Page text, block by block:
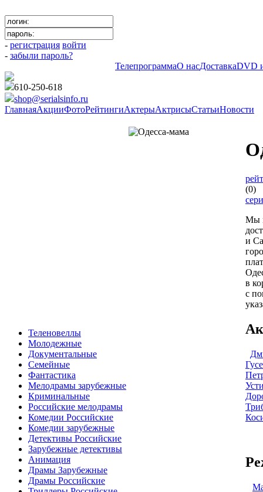
- регистрация войти
- забыли пароль?
ТелепрограммаО насДоставкаDVD
610-250-618
shop@serialsinfo.ru
ГлавнаяАкцииФотоРейтингиАктерыАктрисыСтатьиНовости
Теленовеллы
Молодежные
Документальные
Семейные
Фантастика
Мелодрамы зарубежные
Криминальные
Российские мелодрамы
Комедии Российские
Комедии зарубежные
Детективы Российские
Зарубежные детективы
Анимация
Драмы Зарубежные
Драмы Российские
(0)
Мы
и
в
с